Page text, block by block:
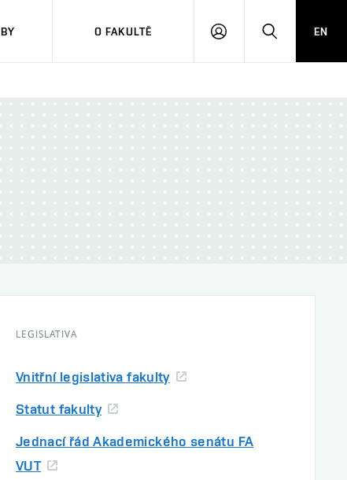
O FAKULTĚ
PŘIHLÁSITHLEDAT
EN
LEGISLATIVA
Vnitřní legislativa fakulty
Statut fakulty
Jednací řád Akademického senátu FA
VUT